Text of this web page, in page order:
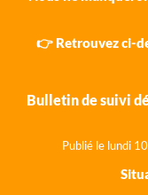
👉 Retrouvez ci-
Bulletin de suivi
Publié le lundi